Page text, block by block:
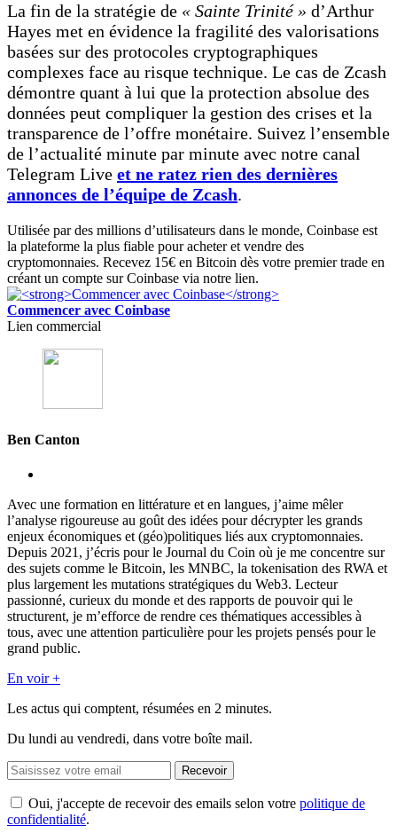
La fin de la stratégie de « Sainte Trinité » d’Arthur
Hayes met en évidence la fragilité des valorisations
basées sur des protocoles cryptographiques
complexes face au risque technique. Le cas de Zcash
démontre quant à lui que la protection absolue des
données peut compliquer la gestion des crises et la
transparence de l’offre monétaire. Suivez l’ensemble
de l’actualité minute par minute avec notre canal
Telegram Live et ne ratez rien des dernières
annonces de l’équipe de Zcash.
Utilisée par des millions d’utilisateurs dans le monde, Coinbase est
la plateforme la plus fiable pour acheter et vendre des
cryptomonnaies. Recevez 15€ en Bitcoin dès votre premier trade en
créant un compte sur Coinbase via notre lien.
Commencer avec Coinbase
Lien commercial
Ben Canton
Avec une formation en littérature et en langues, j’aime mêler
l’analyse rigoureuse au goût des idées pour décrypter les grands
enjeux économiques et (géo)politiques liés aux cryptomonnaies.
Depuis 2021, j’écris pour le Journal du Coin où je me concentre sur
des sujets comme le Bitcoin, les MNBC, la tokenisation des RWA et
plus largement les mutations stratégiques du Web3. Lecteur
passionné, curieux du monde et des rapports de pouvoir qui le
structurent, je m’efforce de rendre ces thématiques accessibles à
tous, avec une attention particulière pour les projets pensés pour le
grand public.
En voir +
Les actus qui comptent, résumées en 2 minutes.
Du lundi au vendredi, dans votre boîte mail.
Recevoir
Oui, j'accepte de recevoir des emails selon votre politique de
confidentialité.